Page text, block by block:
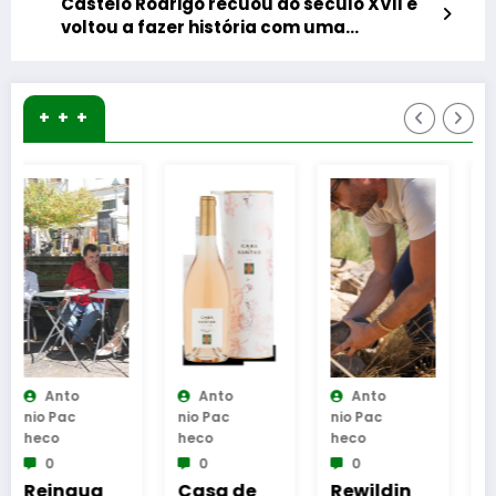
voltou a fazer história com uma
+ + +
Anto
Nio Pac
Heco
Anto
Nio Pac
Heco
Anto
Nio Pac
Heco